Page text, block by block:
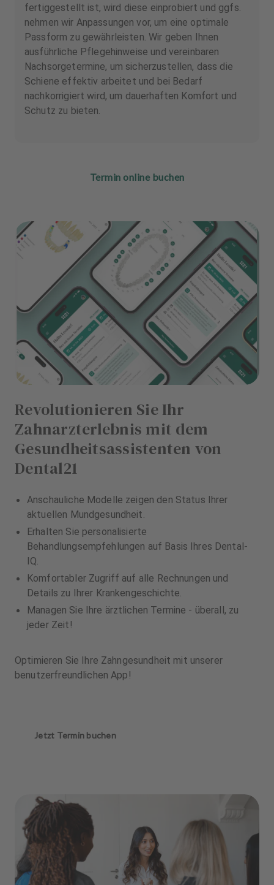
fertiggestellt ist, wird diese einprobiert und ggfs.
nehmen wir Anpassungen vor, um eine optimale
Passform zu gewährleisten. Wir geben Ihnen
ausführliche Pflegehinweise und vereinbaren
Nachsorgetermine, um sicherzustellen, dass die
Schiene effektiv arbeitet und bei Bedarf
nachkorrigiert wird, um dauerhaften Komfort und
Schutz zu bieten.
Termin online buchen
Revolutionieren Sie Ihr
Zahnarzterlebnis mit dem
Gesundheitsassistenten von
Dental21
Anschauliche Modelle zeigen den Status Ihrer
aktuellen Mundgesundheit.
Erhalten Sie personalisierte
Behandlungsempfehlungen auf Basis Ihres Dental-
IQ.
Komfortabler Zugriff auf alle Rechnungen und
Details zu Ihrer Krankengeschichte.
Managen Sie Ihre ärztlichen Termine - überall, zu
jeder Zeit!
Optimieren Sie Ihre Zahngesundheit mit unserer
benutzerfreundlichen App!
Jetzt Termin buchen